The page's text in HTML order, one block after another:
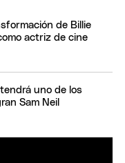
de Billie
actriz de cine
uno de los
Sam Neil